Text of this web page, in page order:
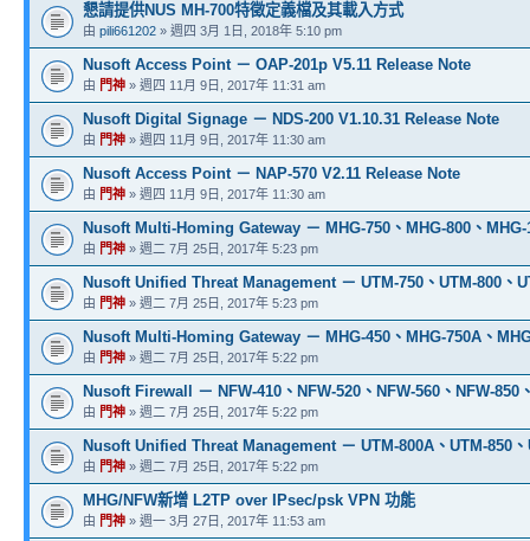
懇請提供NUS MH-700特徵定義檔及其載入方式
由 pili661202 » 週四 3月 1日, 2018年 5:10 pm
Nusoft Access Point － OAP-201p V5.11 Release Note
由 門神 » 週四 11月 9日, 2017年 11:31 am
Nusoft Digital Signage － NDS-200 V1.10.31 Release Note
由 門神 » 週四 11月 9日, 2017年 11:30 am
Nusoft Access Point － NAP-570 V2.11 Release Note
由 門神 » 週四 11月 9日, 2017年 11:30 am
Nusoft Multi-Homing Gateway － MHG-750、MHG-800、MHG-
由 門神 » 週二 7月 25日, 2017年 5:23 pm
Nusoft Unified Threat Management － UTM-750、UTM-800、
由 門神 » 週二 7月 25日, 2017年 5:23 pm
Nusoft Multi-Homing Gateway － MHG-450、MHG-750A、
由 門神 » 週二 7月 25日, 2017年 5:22 pm
Nusoft Firewall － NFW-410、NFW-520、NFW-560、NFW-850
由 門神 » 週二 7月 25日, 2017年 5:22 pm
Nusoft Unified Threat Management － UTM-800A、UTM-850、
由 門神 » 週二 7月 25日, 2017年 5:22 pm
MHG/NFW新增 L2TP over IPsec/psk VPN 功能
由 門神 » 週一 3月 27日, 2017年 11:53 am